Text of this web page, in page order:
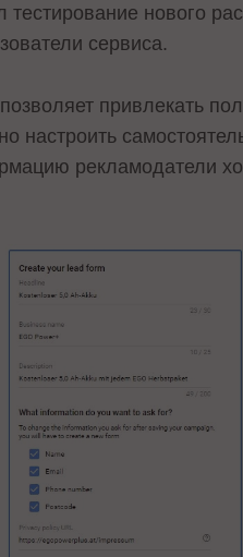
тестирование нового
сервиса.
привлекать
настроить
рекламодатели